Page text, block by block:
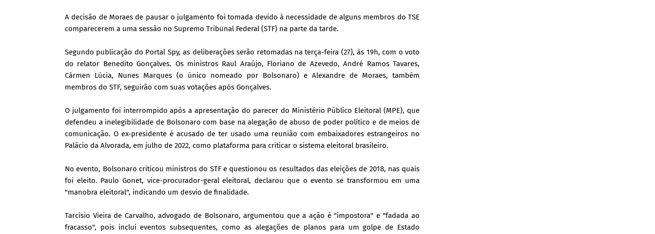
A decisão de Moraes de pausar o julgamento foi tomada devido à necessidade de alguns membros do TSE
comparecerem a uma sessão no Supremo Tribunal Federal (STF) na parte da tarde.
Segundo publicação do Portal Spy, as deliberações serão retomadas na terça-feira (27), às 19h, com o voto
do relator Benedito Gonçalves. Os ministros Raul Araújo, Floriano de Azevedo, André Ramos Tavares,
Cármen Lúcia, Nunes Marques (o único nomeado por Bolsonaro) e Alexandre de Moraes, também
membros do STF, seguirão com suas votações após Gonçalves.
O julgamento foi interrompido após a apresentação do parecer do Ministério Público Eleitoral (MPE), que
defendeu a inelegibilidade de Bolsonaro com base na alegação de abuso de poder político e de meios de
comunicação. O ex-presidente é acusado de ter usado uma reunião com embaixadores estrangeiros no
Palácio da Alvorada, em julho de 2022, como plataforma para criticar o sistema eleitoral brasileiro.
No evento, Bolsonaro criticou ministros do STF e questionou os resultados das eleições de 2018, nas quais
foi eleito. Paulo Gonet, vice-procurador-geral eleitoral, declarou que o evento se transformou em uma
"manobra eleitoral", indicando um desvio de finalidade.
Tarcísio Vieira de Carvalho, advogado de Bolsonaro, argumentou que a ação é "impostora" e "fadada ao
fracasso", pois inclui eventos subsequentes, como as alegações de planos para um golpe de Estado